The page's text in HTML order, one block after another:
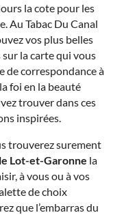
la cote pour les
Au Tabac Du Canal
vos plus belles
sur la carte qui vous
de correspondance à
foi en la beauté
trouver dans ces
inspirées.
trouverez surement
Lot-et-Garonne la
à vous ou à vos
de choix
que l’embarras du